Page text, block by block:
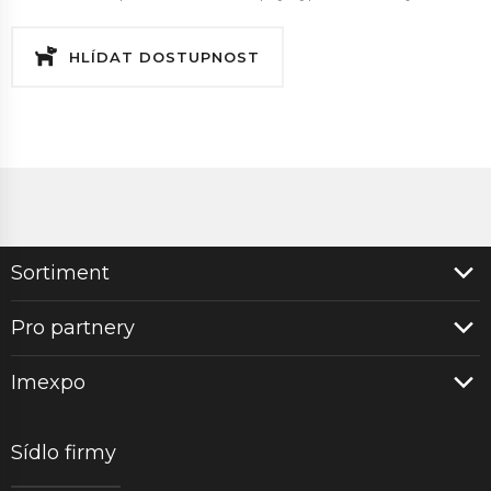
HLÍDAT DOSTUPNOST
Sortiment
Pro partnery
Imexpo
Sídlo firmy